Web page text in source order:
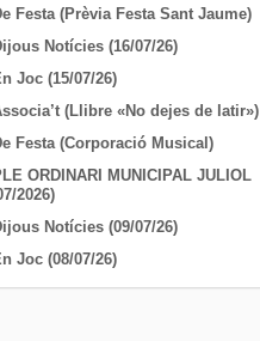
Festa (Prèvia Festa Sant Jaume)
Notícies (16/07/26)
Joc (15/07/26)
(Llibre «No dejes de latir»)
Festa (Corporació Musical)
ORDINARI MUNICIPAL JULIOL
2026)
Notícies (09/07/26)
Joc (08/07/26)